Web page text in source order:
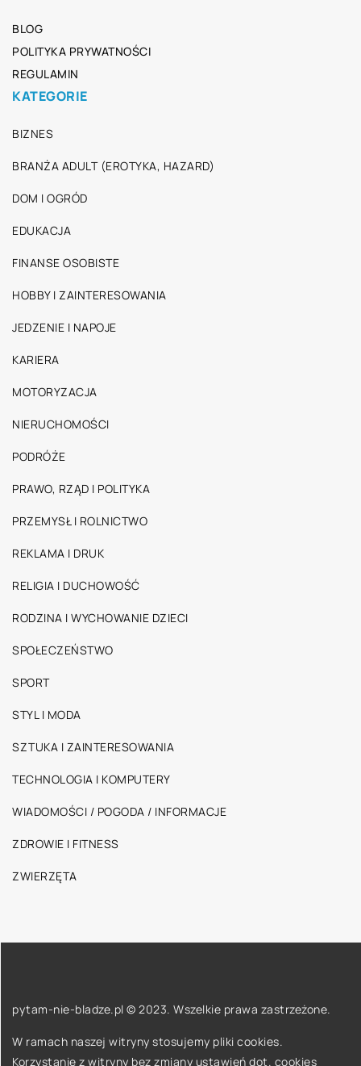
BLOG
POLITYKA PRYWATNOŚCI
REGULAMIN
KATEGORIE
BIZNES
BRANŻA ADULT (EROTYKA, HAZARD)
DOM I OGRÓD
EDUKACJA
FINANSE OSOBISTE
HOBBY I ZAINTERESOWANIA
JEDZENIE I NAPOJE
KARIERA
MOTORYZACJA
NIERUCHOMOŚCI
PODRÓŻE
PRAWO, RZĄD I POLITYKA
PRZEMYSŁ I ROLNICTWO
REKLAMA I DRUK
RELIGIA I DUCHOWOŚĆ
RODZINA I WYCHOWANIE DZIECI
SPOŁECZEŃSTWO
SPORT
STYL I MODA
SZTUKA I ZAINTERESOWANIA
TECHNOLOGIA I KOMPUTERY
WIADOMOŚCI / POGODA / INFORMACJE
ZDROWIE I FITNESS
ZWIERZĘTA
pytam-nie-bladze.pl © 2023. Wszelkie prawa zastrzeżone.
W ramach naszej witryny stosujemy pliki cookies.
Korzystanie z witryny bez zmiany ustawień dot. cookies